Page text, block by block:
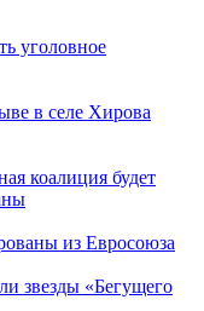
уголовное
в селе Хирова
коалиция будет
из Евросоюза
звезды «Бегущего